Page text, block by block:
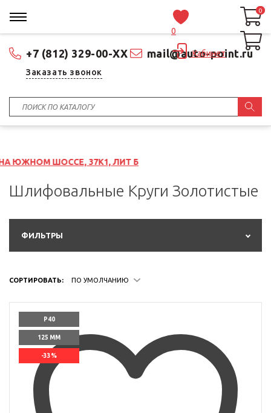
+7 (812) 329-00-XX mail@auto-point.ru
Заказать звонок
0
Кабинет
0
0
37К1, ЛИТ Б
Шлифовальные Круги Золотистые
ФИЛЬТРЫ
СОРТИРОВАТЬ: ПО УМОЛЧАНИЮ
P40
125 ММ
-33%